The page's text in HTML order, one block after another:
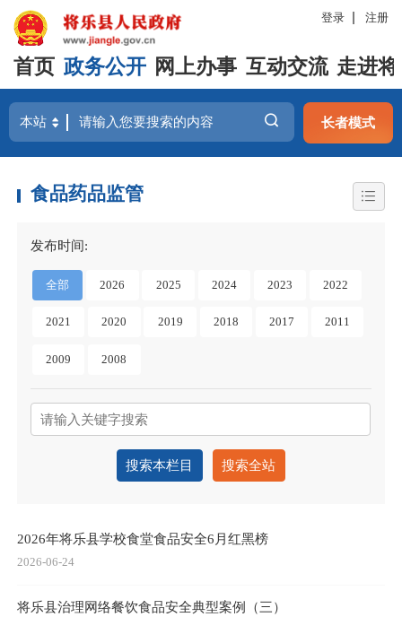
登录 注册
首页 政务公开 网上办事 互动交流 走进
长者模式
食品药品监管
发布时间:
全部 2026 2025 2024 2023 2022
2021 2020 2019 2018 2017 2011
2009 2008
搜索本栏目 搜索全站
2026年将乐县学校食堂食品安全6月红黑榜
2026-06-24
将乐县治理网络餐饮食品安全典型案例（三）